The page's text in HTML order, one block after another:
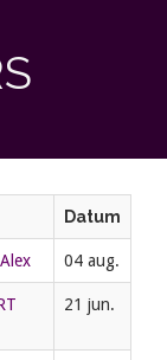
Datum
04 aug.
21 jun.